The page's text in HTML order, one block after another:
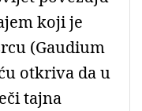
koji je
(Gaudium
otkriva da u
tajna